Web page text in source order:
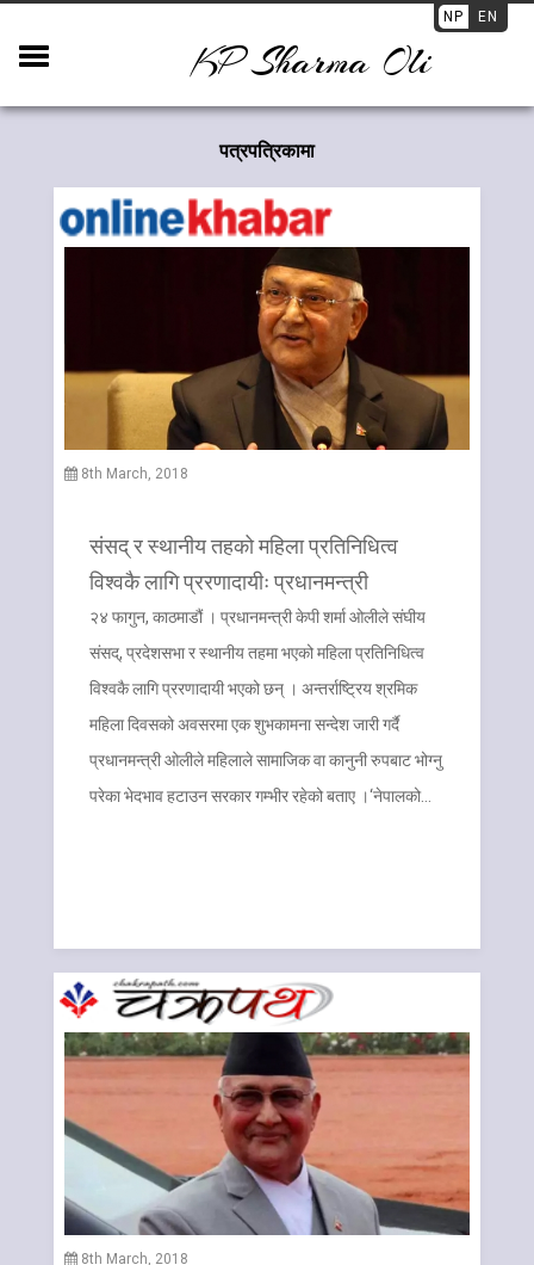
NP EN
KP Sharma Oli
पत्रपत्रिकामा
8th March, 2018
संसद् र स्थानीय तहको महिला प्रतिनिधित्व
विश्वकै लागि प्ररणादायीः प्रधानमन्त्री
२४ फागुन, काठमाडौं । प्रधानमन्त्री केपी शर्मा ओलीले संघीय
संसद्, प्रदेशसभा र स्थानीय तहमा भएको महिला प्रतिनिधित्व
विश्वकै लागि प्ररणादायी भएको छन् । अन्तर्राष्ट्रिय श्रमिक
महिला दिवसको अवसरमा एक शुभकामना सन्देश जारी गर्दै
प्रधानमन्त्री ओलीले महिलाले सामाजिक वा कानुनी रुपबाट भोग्नु
परेका भेदभाव हटाउन सरकार गम्भीर रहेको बताए ।‘नेपालको…
8th March, 2018